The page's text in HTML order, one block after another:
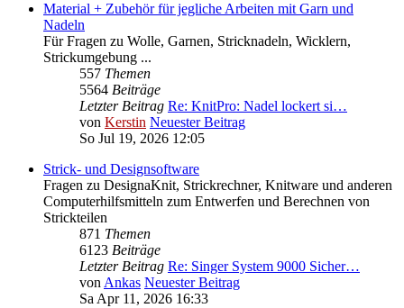
Material + Zubehör für jegliche Arbeiten mit Garn und
Nadeln
Für Fragen zu Wolle, Garnen, Stricknadeln, Wicklern,
Strickumgebung ...
557 Themen
5564 Beiträge
Letzter Beitrag Re: KnitPro: Nadel lockert si…
von Kerstin Neuester Beitrag
So Jul 19, 2026 12:05
Strick- und Designsoftware
Fragen zu DesignaKnit, Strickrechner, Knitware und anderen
Computerhilfsmitteln zum Entwerfen und Berechnen von
Strickteilen
871 Themen
6123 Beiträge
Letzter Beitrag Re: Singer System 9000 Sicher…
vonAnkas Neuester Beitrag
Sa Apr 11, 2026 16:33